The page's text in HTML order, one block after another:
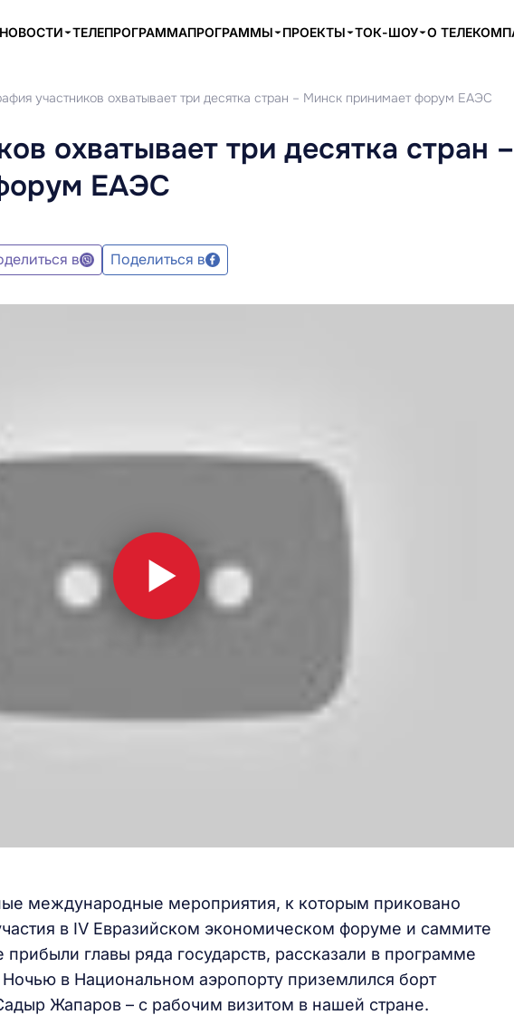
НОВОСТИ ТЕЛЕПРОГРАММАПРОГРАММЫ ПРОЕКТЫ ТОК-ШОУ О
участников охватывает три десятка стран – Минск принимает форум ЕАЭС
охватывает три десятка стран –
ЕАЭС
в Поделиться в
международные мероприятия, к которым приковано
в IV Евразийском экономическом форуме и саммите
главы ряда государств, рассказали в программе
в Национальном аэропорту приземлился борт
Жапаров – с рабочим визитом в нашей стране.